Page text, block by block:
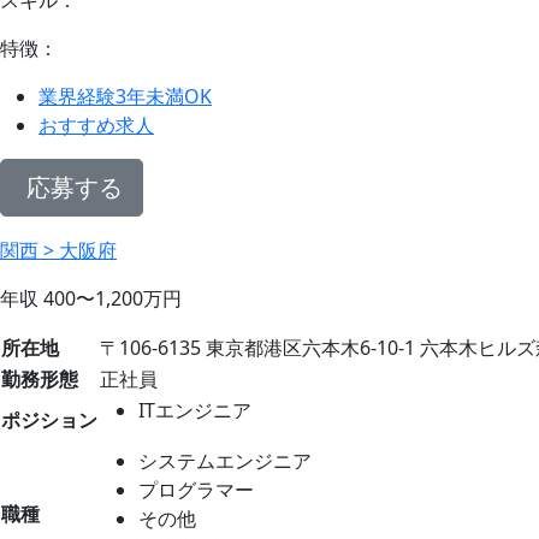
特徴：
業界経験3年未満OK
おすすめ求人
応募する
関西 > 大阪府
年収 400〜1,200万円
所在地
〒106-6135 東京都港区六本木6-10-1 六本木ヒル
勤務形態
正社員
ポジション
ITエンジニア
職種
システムエンジニア
プログラマー
その他